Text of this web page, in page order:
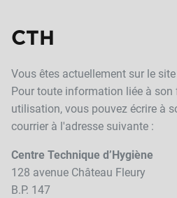
CTH
Vous êtes actuellement sur le
Pour toute information liée à
utilisation, vous pouvez écrire à
courrier à l'adresse suivante :
Centre Technique d’Hygiène
128 avenue Château Fleury
B.P. 147